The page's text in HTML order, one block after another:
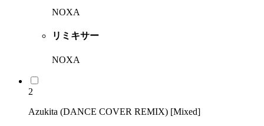
NOXA
リミキサー
NOXA
2
Azukita (DANCE COVER REMIX) [Mixed]